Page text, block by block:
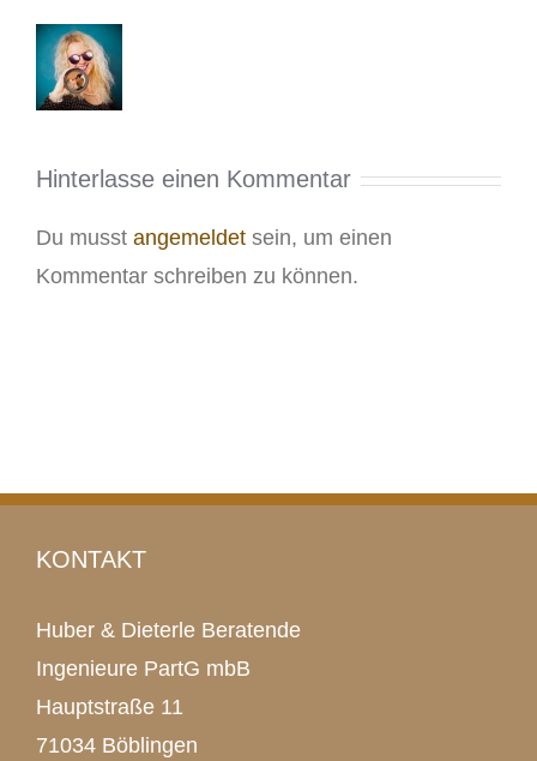
Hinterlasse einen Kommentar
Du musst angemeldet sein, um einen
Kommentar schreiben zu können.
KONTAKT
Huber & Dieterle Beratende
Ingenieure PartG mbB
Hauptstraße 11
71034 Böblingen